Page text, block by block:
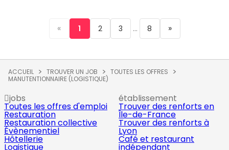
« 1 2 3 ... 8 »
ACCUEIL TROUVER UN JOB
TOUTES LES OFFRES
MANUTENTIONNAIRE (LOGISTIQUE)
jobs
Toutes les offres d'emploi
Restauration
Restauration collective
Évènementiel
Hôtellerie
Logistique
établissement
Trouver des renforts en
Île-de-France
Trouver des renforts à
Lyon
Café et restaurant
indépendant